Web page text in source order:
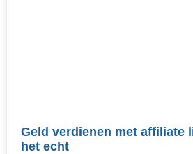
Geld verdienen met affiliate
het echt